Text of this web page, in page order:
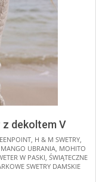
dekoltem V
H & M SWETRY
MANGO UBRANIA MOHITO
W PASKI ŚWIĄTECZNE
SWETRY DAMSKIE